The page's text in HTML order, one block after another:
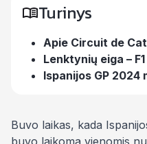
Turinys
Apie Circuit de
Lenktynių eiga –
Ispanijos GP 2024
Buvo laikas, kada
buvo laikoma vienomis